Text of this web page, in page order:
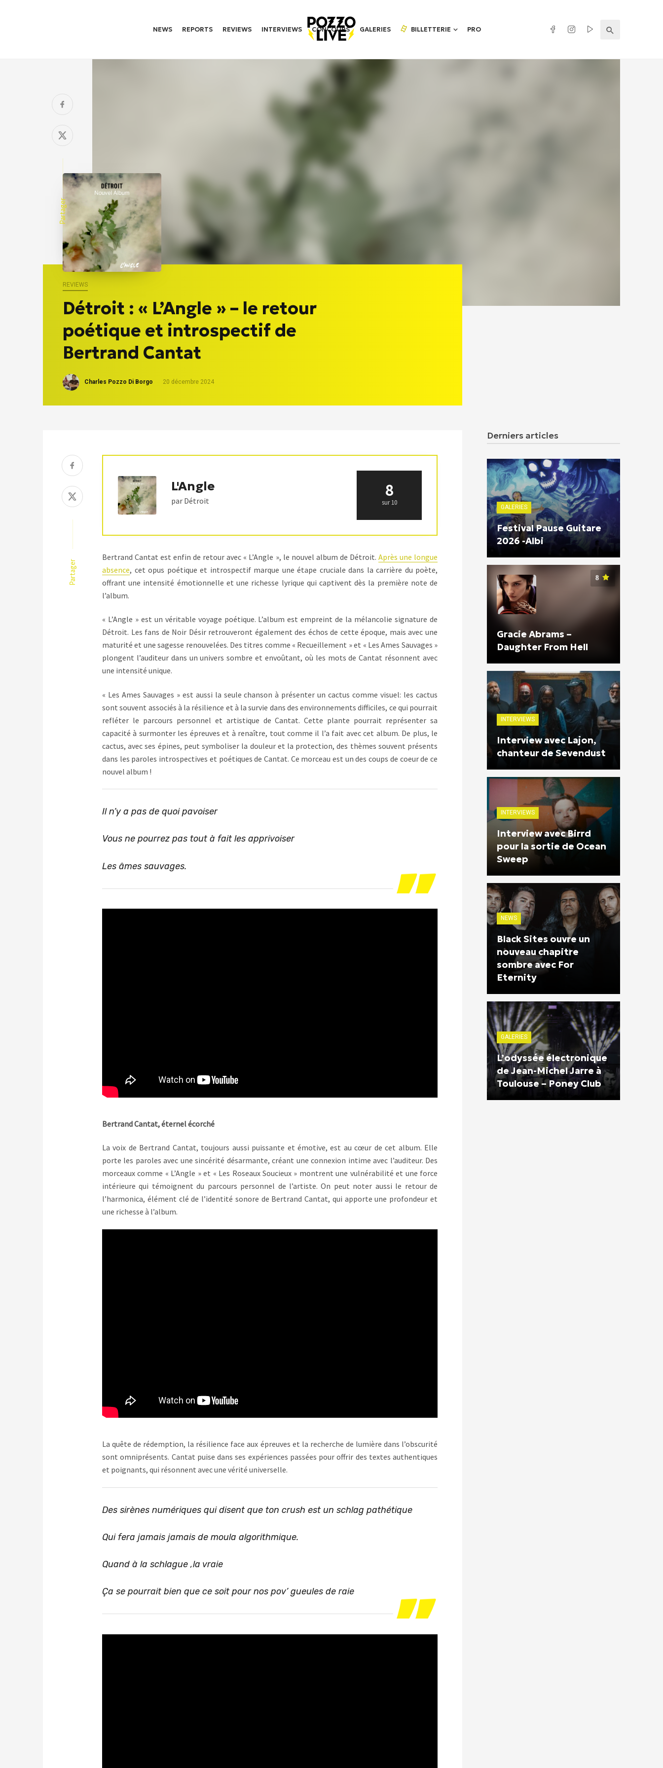
NEWS REPORTS REVIEWS INTERVIEWS CONCOURS GALERIES BILLETTERIE PRO
Partager
REVIEWS
Détroit : « L’Angle » – le retour
poétique et introspectif de
Bertrand Cantat
Charles Pozzo Di Borgo 20 décembre 2024
Partager
L'Angle
par Détroit
8
sur 10
Bertrand Cantat est enfin de retour avec « L’Angle », le nouvel album de Détroit. Après une longue
absence, cet opus poétique et introspectif marque une étape cruciale dans la carrière du poète,
offrant une intensité émotionnelle et une richesse lyrique qui captivent dès la première note de
l’album.
« L’Angle » est un véritable voyage poétique. L’album est empreint de la mélancolie signature de
Détroit. Les fans de Noir Désir retrouveront également des échos de cette époque, mais avec une
maturité et une sagesse renouvelées. Des titres comme « Recueillement » et « Les Ames Sauvages »
plongent l’auditeur dans un univers sombre et envoûtant, où les mots de Cantat résonnent avec
une intensité unique.
« Les Ames Sauvages » est aussi la seule chanson à présenter un cactus comme visuel: les cactus
sont souvent associés à la résilience et à la survie dans des environnements difficiles, ce qui pourrait
refléter le parcours personnel et artistique de Cantat. Cette plante pourrait représenter sa
capacité à surmonter les épreuves et à renaître, tout comme il l’a fait avec cet album. De plus, le
cactus, avec ses épines, peut symboliser la douleur et la protection, des thèmes souvent présents
dans les paroles introspectives et poétiques de Cantat. Ce morceau est un des coups de coeur de ce
nouvel album !
Il n’y a pas de quoi pavoiser
Vous ne pourrez pas tout à fait les apprivoiser
Les âmes sauvages.
Bertrand Cantat, éternel écorché
La voix de Bertrand Cantat, toujours aussi puissante et émotive, est au cœur de cet album. Elle
porte les paroles avec une sincérité désarmante, créant une connexion intime avec l’auditeur. Des
morceaux comme « L’Angle » et « Les Roseaux Soucieux » montrent une vulnérabilité et une force
intérieure qui témoignent du parcours personnel de l’artiste. On peut noter aussi le retour de
l’harmonica, élément clé de l’identité sonore de Bertrand Cantat, qui apporte une profondeur et
une richesse à l’album.
La quête de rédemption, la résilience face aux épreuves et la recherche de lumière dans l’obscurité
sont omniprésents. Cantat puise dans ses expériences passées pour offrir des textes authentiques
et poignants, qui résonnent avec une vérité universelle.
Des sirènes numériques qui disent que ton crush est un schlag pathétique
Qui fera jamais jamais de moula algorithmique.
Quand à la schlague ,la vraie
Ça se pourrait bien que ce soit pour nos pov’ gueules de raie
Derniers articles
GALERIES
Festival Pause Guitare
2026 -Albi
8
Gracie Abrams –
Daughter From Hell
INTERVIEWS
Interview avec Lajon,
chanteur de Sevendust
INTERVIEWS
Interview avec Birrd
pour la sortie de Ocean
Sweep
NEWS
Black Sites ouvre un
nouveau chapitre
sombre avec For
Eternity
GALERIES
L’odyssée électronique
de Jean-Michel Jarre à
Toulouse – Poney Club